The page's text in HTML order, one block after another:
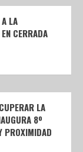
LA
CERRADA
LA
8º
PROXIMIDAD